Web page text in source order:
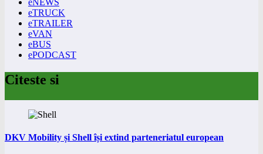
eNEWS
eTRUCK
eTRAILER
eVAN
eBUS
ePODCAST
Citeste si
DKV Mobility și Shell își extind parteneriatul european